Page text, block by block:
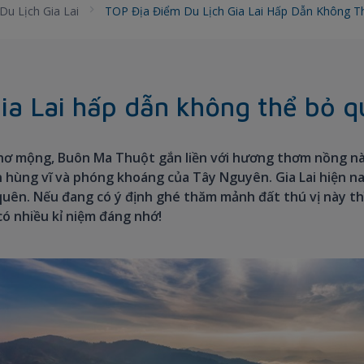
Du Lịch Gia Lai TOP Địa Điểm Du Lịch Gia Lai Hấp Dẫn Không
Lai hấp dẫn không thể bỏ
Buôn Ma Thuột gắn liền với hương thơm nồng
vĩ và phóng khoáng của Tây Nguyên. Gia Lai hiện
Nếu đang có ý định ghé thăm mảnh đất thú vị này
nhiều kỉ niệm đáng nhớ!